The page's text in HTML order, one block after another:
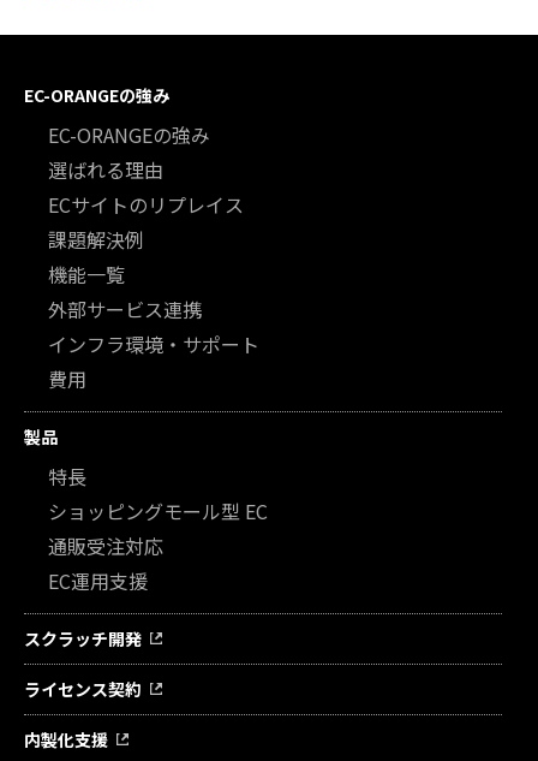
EC-ORANGEの強み
EC-ORANGEの強み
選ばれる理由
ECサイトのリプレイス
課題解決例
機能一覧
外部サービス連携
インフラ環境・サポート
費用
製品
特長
ショッピングモール型 EC
通販受注対応
EC運用支援
スクラッチ開発
ライセンス契約
内製化支援